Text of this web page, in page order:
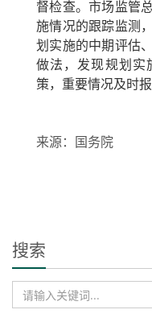
督检查。市场监管
施情况的跟踪监测
划实施的中期评估
做法，发现规划实
策，重要情况及时报
来源：国务院
搜索